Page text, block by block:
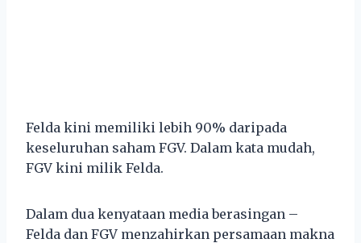
Felda kini memiliki lebih 90% daripada
keseluruhan saham FGV. Dalam kata mudah,
FGV kini milik Felda.
Dalam dua kenyataan media berasingan –
Felda dan FGV menzahirkan persamaan makna